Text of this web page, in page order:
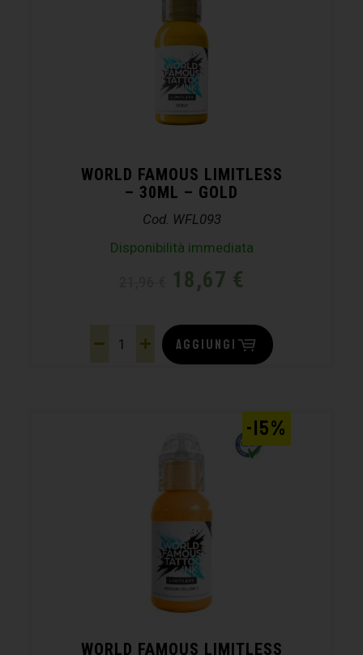
WORLD FAMOUS LIMITLESS
– 30ML – GOLD
Cod. WFL093
Disponibilità immediata
18,67 €
AGGIUNGI
WORLD FAMOUS LIMITLESS
-15%